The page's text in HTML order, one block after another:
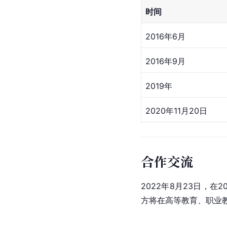
时间
2016年6月
2016年9月
2019年
2020年11月 20日
合作交流
2022年8月23日，在
方将在高等教育、 职业